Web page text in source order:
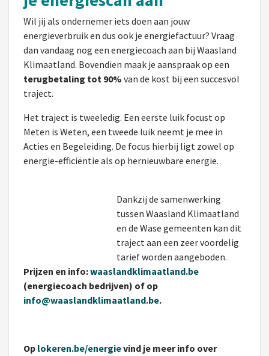
Wil jij als ondernemer iets doen aan jouw
energieverbruik en dus ook je energiefactuur? Vraag
dan vandaag nog een energiecoach aan bij Waasland
Klimaatland. Bovendien maak je aanspraak op een
terugbetaling tot 90% van de kost bij een succesvol
traject.
Het traject is tweeledig. Een eerste luik focust op
Meten is Weten, een tweede luik neemt je mee in
Acties en Begeleiding. De focus hierbij ligt zowel op
energie-efficiëntie als op hernieuwbare energie.
Dankzij de samenwerking
tussen Waasland Klimaatland
en de Wase gemeenten kan dit
traject aan een zeer voordelig
tarief worden aangeboden.
Prijzen en info:waaslandklimaatland.be
(energiecoach bedrijven) of op
info@waaslandklimaatland.be.
Op lokeren.be/energievind je meer info over